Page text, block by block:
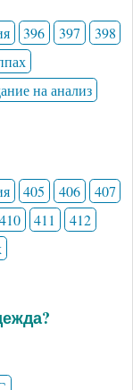
396 397
398
на анализ
405 406
407
410 411
412